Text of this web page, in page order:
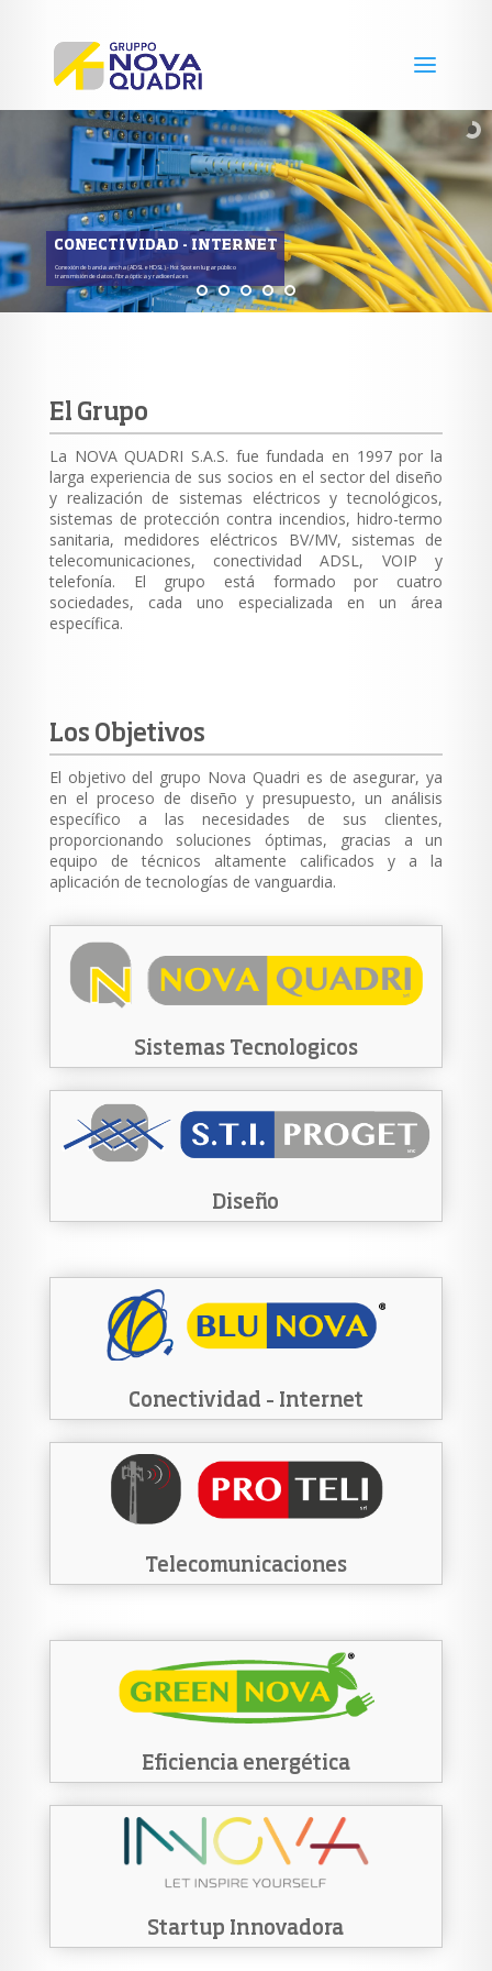
CONECTIVIDAD - INTERNET
Conexión de banda ancha (ADSL e HDSL) - Hot Spot en lugar público
transmisión de datos, fibra óptica y radioenlaces
El Grupo
La NOVA QUADRI S.A.S. fue fundada en 1997 por la
larga experiencia de sus socios en el sector del diseño
y realización de sistemas eléctricos y tecnológicos,
sistemas de protección contra incendios, hidro-termo
sanitaria, medidores eléctricos BV/MV, sistemas de
telecomunicaciones, conectividad ADSL, VOIP y
telefonía. El grupo está formado por cuatro
sociedades, cada uno especializada en un área
específica.
Los Objetivos
El objetivo del grupo Nova Quadri es de asegurar, ya
en el proceso de diseño y presupuesto, un análisis
específico a las necesidades de sus clientes,
proporcionando soluciones óptimas, gracias a un
equipo de técnicos altamente calificados y a la
aplicación de tecnologías de vanguardia.
Sistemas Tecnologicos
Diseño
Conectividad – Internet
Telecomunicaciones
Eficiencia energética
Startup Innovadora